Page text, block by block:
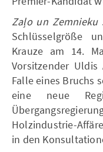
Zaļo un Zemnieku
Schlüsselgröße
Krauze am 14.
Vorsitzender
Falle eines Bruchs
eine neue
Holzindustrie-
in den